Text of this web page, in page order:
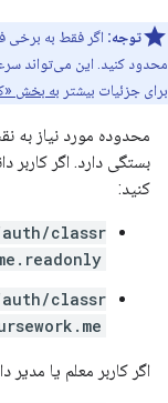
توجه: اگر فقط به برخی
محدود کنید. این می‌تواند
برای جزئیات بیشتر به بخش
محدوده مورد نیاز به
بستگی دارد. اگر کاربر
کنید:
auth/classr
auth/classr
اگر کاربر معلم یا